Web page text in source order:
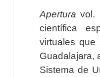
Apertura vol.
científica
virtuales
Guadalajara,
Sistema de